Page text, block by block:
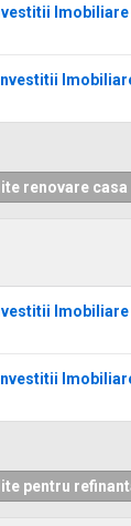
renovare casa
pentru